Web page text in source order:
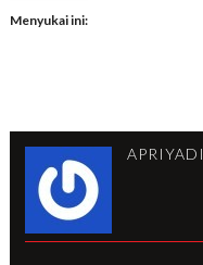
Menyukai ini:
APRIYADI